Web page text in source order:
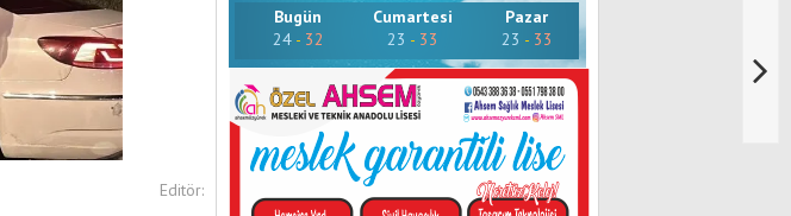
Editör:
Bugün
24- 32
Cumartesi
23 - 33
Pazar
23 - 33